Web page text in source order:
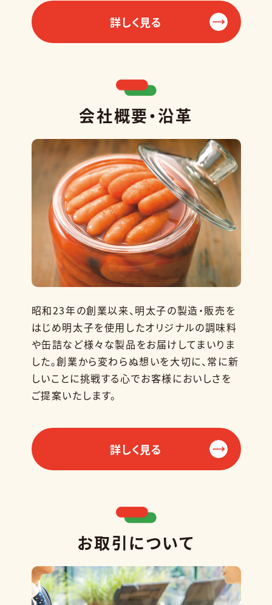
詳しく見る
会社概要・沿革
昭和23年の創業以来、明太子の製造・販売を
はじめ明太子を使用したオリジナルの調味料
や缶詰など様々な製品をお届けしてまいりま
した。創業から変わらぬ想いを大切に、常に新
しいことに挑戦する心でお客様においしさを
ご提案いたします。
詳しく見る
お取引について